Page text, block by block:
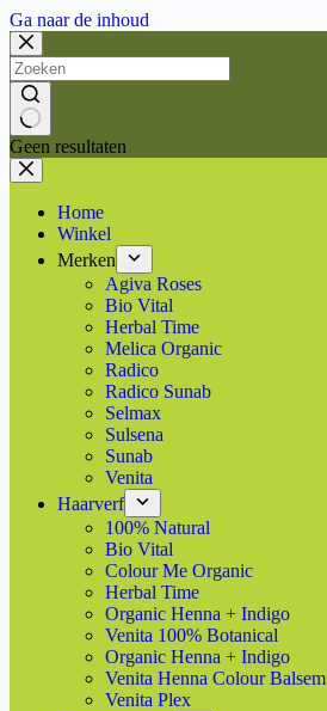
Ga naar de inhoud
Geen resultaten
Home
Winkel
Merken
Agiva Roses
Bio Vital
Herbal Time
Melica Organic
Radico
Radico Sunab
Selmax
Sulsena
Sunab
Venita
Haarverf
100% Natural
Bio Vital
Colour Me Organic
Herbal Time
Organic Henna + Indigo
Venita 100% Botanical
Organic Henna + Indigo
Venita Henna Colour Balsem
Venita Plex